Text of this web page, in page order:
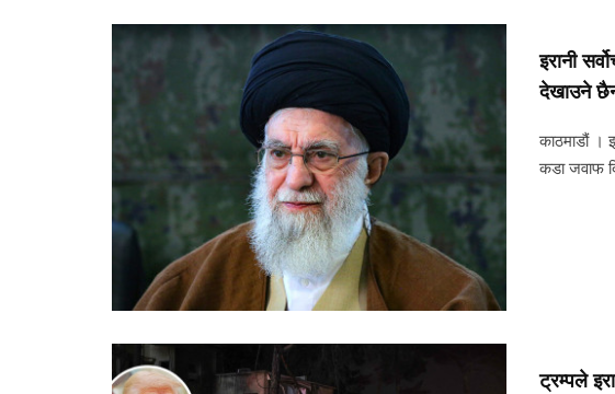
इरानी
देखाउने
काठमाडौं ।
कडा जवाफ
ट्रम्पले